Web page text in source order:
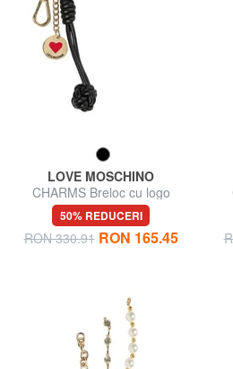
LOVE MOSCHINO
CHARMS Breloc cu logo
metalic
50% REDUCERI
RON 330.91 RON 165.45